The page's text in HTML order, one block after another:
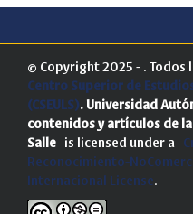
© Copyright 2025 - . Todos
Centro Superior de
(CSEULS). Universidad
contenidos y artículos de la
Salle is licensed under a
Reconocimiento-
Internacional License.